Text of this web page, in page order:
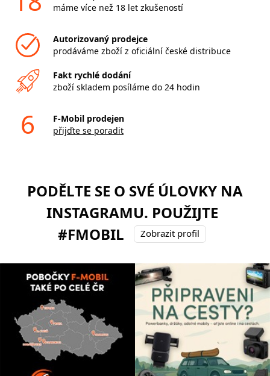
máme více než 18 let zkušeností
Autorizovaný prodejce
prodáváme zboží z oficiální české distribuce
Fakt rychlé dodání
zboží skladem posíláme do 24 hodin
6
F-Mobil prodejen
přijďte se poradit
PODĚLTE SE O SVÉ ÚLOVKY NA
INSTAGRAMU. POUŽIJTE
#FMOBIL
Zobrazit profil